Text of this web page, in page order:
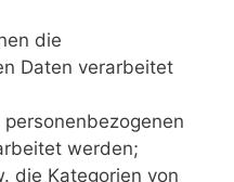
die
Daten verarbeitet
werden;
die Kategorien von